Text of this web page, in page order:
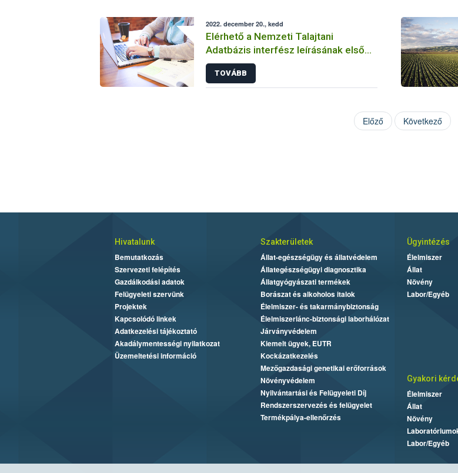
2022. december 20., kedd
Elérhető a Nemzeti Talajtani
Adatbázis interfész leírásának első
változata
TOVÁBB
Előző Következő
Hivatalunk
Bemutatkozás
Szervezeti felépítés
Gazdálkodási adatok
Felügyeleti szervünk
Projektek
Kapcsolódó linkek
Adatkezelési tájékoztató
Akadálymentességi nyilatkozat
Üzemeltetési információ
Szakterületek
Állat-egészségügy és állatvédelem
Állategészségügyi diagnosztika
Állatgyógyászati termékek
Borászat és alkoholos italok
Élelmiszer- és takarmánybiztonság
Élelmiszerlánc-biztonsági laborhálózat
Járványvédelem
Kiemelt ügyek, EUTR
Kockázatkezelés
Mezőgazdasági genetikai erőforrások
Növényvédelem
Nyilvántartási és Felügyeleti Díj
Rendszerszervezés és felügyelet
Termékpálya-ellenőrzés
Ügyintézés
Élelmiszer
Állat
Növény
Labor/Egyéb
Gyakori
Élelmiszer
Állat
Növény
Labor/Egyéb